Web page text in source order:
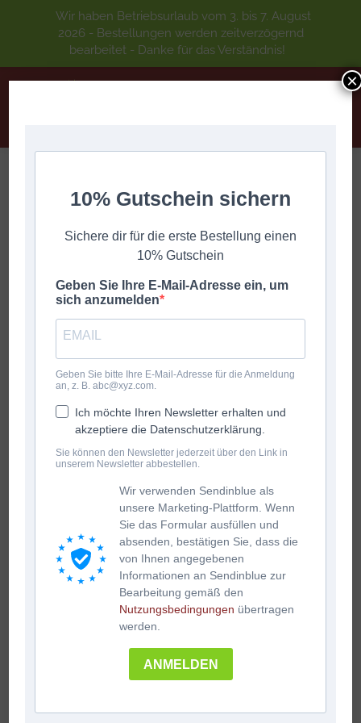
TEXTILAKU MARSCH
DIGITALE GRIFFSCHRIFT A-Z TEXTILAKU MARSCH
Wir haben Betriebsurlaub vom 3. bis 7. August
2026 - Bestellungen werden zeitverzögernd
bearbeitet - Danke für das Verständnis!
10% Gutschein sichern
Sichere dir für die erste Bestellung einen
10% Gutschein
Geben Sie Ihre E-Mail-Adresse ein, um
sich anzumelden
Geben Sie bitte Ihre E-Mail-Adresse für die Anmeldung
an, z. B. abc@xyz.com.
Ich möchte Ihren Newsletter erhalten und
akzeptiere die Datenschutzerklärung.
Sie können den Newsletter jederzeit über den Link in
unserem Newsletter abbestellen.
Wir verwenden Sendinblue als
unsere Marketing-Plattform. Wenn
Sie das Formular ausfüllen und
absenden, bestätigen Sie, dass die
von Ihnen angegebenen
Informationen an Sendinblue zur
Bearbeitung gemäß den
Nutzungsbedingungen übertragen
werden.
ANMELDEN
×